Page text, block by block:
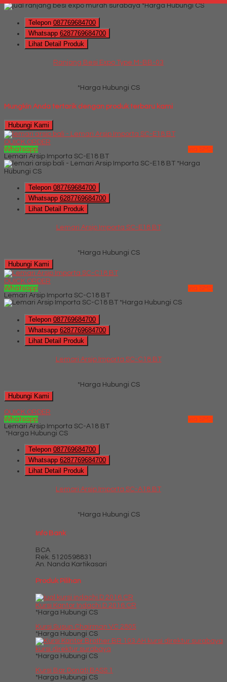
*Harga Hubungi CS
Telepon 087769684700
Whatsapp 6287769684700
Lihat Detail Produk
Ranjang Besi Expo Type M-BB-03
*Harga Hubungi CS
Mungkin Anda tertarik dengan produk terbaru kami
Hubungi Kami
QUICK ORDER
Whatsapp
via SMS
Lemari Arsip Importa SC-E18 BT
*Harga
Hubungi CS
Telepon 087769684700
Whatsapp 6287769684700
Lihat Detail Produk
Lemari Arsip Importa SC-E18 BT
*Harga Hubungi CS
Hubungi Kami
QUICK ORDER
Whatsapp
via SMS
Lemari Arsip Importa SC-C18 BT
*Harga Hubungi CS
Telepon 087769684700
Whatsapp 6287769684700
Lihat Detail Produk
Lemari Arsip Importa SC-C18 BT
*Harga Hubungi CS
Hubungi Kami
QUICK ORDER
Whatsapp
via SMS
Lemari Arsip Importa SC-A18 BT
*Harga Hubungi CS
Telepon 087769684700
Whatsapp 6287769684700
Lihat Detail Produk
Lemari Arsip Importa SC-A18 BT
*Harga Hubungi CS
Info Bank
BCA
Rek. 5120598831
An. Nanda Kartikasari
Produk Pilihan
Kursi Kantor Indachi D 2016 CR
*Harga Hubungi CS
Kursi Susun Chairman VC 2805
*Harga Hubungi CS
kursi direktur surabaya
*Harga Hubungi CS
Kursi Bar Donati BASS 1
*Harga Hubungi CS